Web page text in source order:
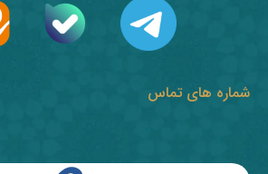
شماره های تماس